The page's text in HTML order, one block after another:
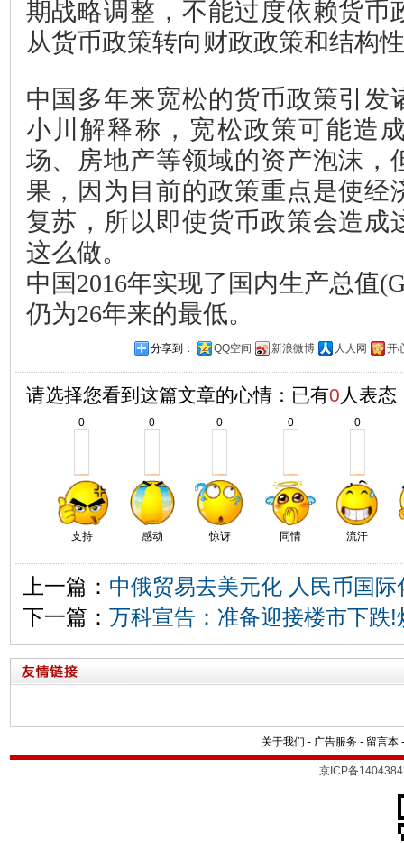
期战略调整，不能过度依赖货币
从货币政策转向财政政策和结构
中国多年来宽松的货币政策引发
小川解释称，宽松政策可能造
场、房地产等领域的资产泡沫，
果，因为目前的政策重点是使经
复苏，所以即使货币政策会造成
这么做。
中国2016年实现了国内生产总值
仍为26年来的最低。
分享到： QQ空间 新浪微博 人人网 开
请选择您看到这篇文章的心情：已有0 人表态
0
支持
0
感动
0
惊讶
0
同情
0
流汗
上一篇： 中俄贸易去美元化 人民币国际
下一篇： 万科宣告：准备迎接楼市下跌
关于我们 - 广告服务 - 留言本
京ICP备